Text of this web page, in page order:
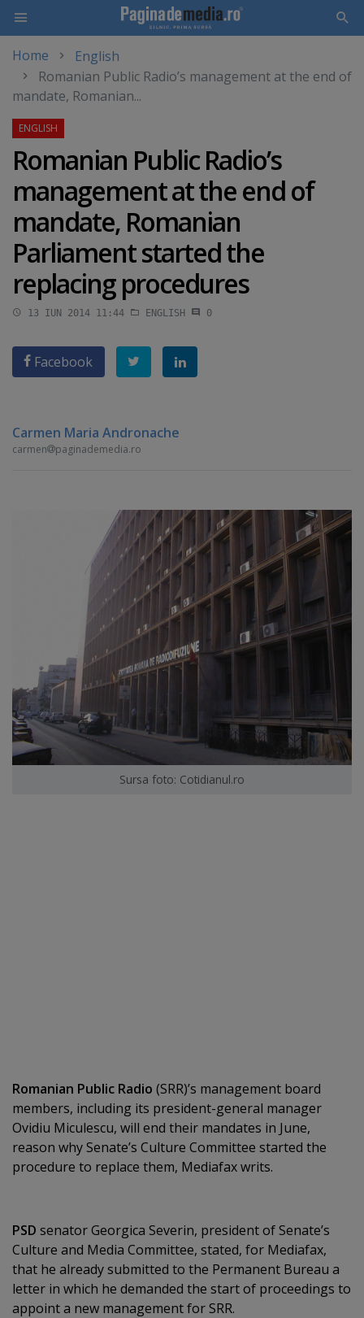
main
content
Home
English
Romanian Public Radio’s management at the end of
mandate, Romanian...
Romanian Public Radio’s
management at the end of
mandate, Romanian
Parliament started the
replacing procedures
13 IUN 2014 11:44 ENGLISH 0
Facebook
Carmen Maria Andronache
carmen paginademedia.ro
Sursa foto: Cotidianul.ro
Romanian Public Radio (SRR)’s management board
members, including its president-general manager
Ovidiu Miculescu, will end their mandates in June,
reason why Senate’s Culture Committee started the
procedure to replace them, Mediafax writs.
PSD senator Georgica Severin, president of Senate’s
Culture and Media Committee, stated, for Mediafax,
that he already submitted to the Permanent Bureau a
letter in which he demanded the start of proceedings to
appoint a new management for SRR.